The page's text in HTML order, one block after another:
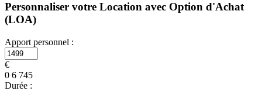
Personnaliser votre Location avec Option d'Achat
(LOA)
Apport personnel :
€
0 6 745
Durée :